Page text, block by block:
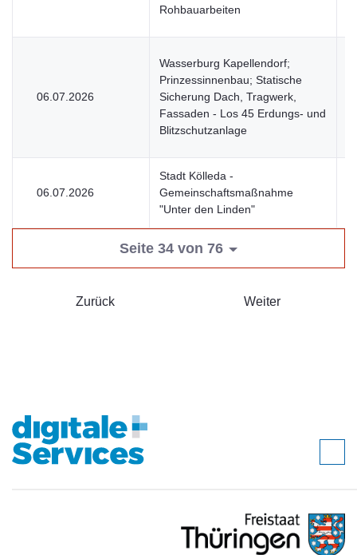
Rohbauarbeiten
06.07.2026
Wasserburg Kapellendorf;
Prinzessinnenbau; Statische
Sicherung Dach, Tragwerk,
Fassaden - Los 45 Erdungs- und
Blitzschutzanlage
06.07.2026
Stadt Kölleda -
Gemeinschaftsmaßnahme
"Unter den Linden"
Seite 34 von 76
Zurück Weiter